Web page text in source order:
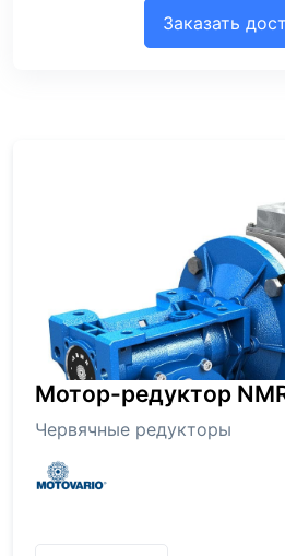
Заказать
Мотор-редуктор
Червячные редукторы